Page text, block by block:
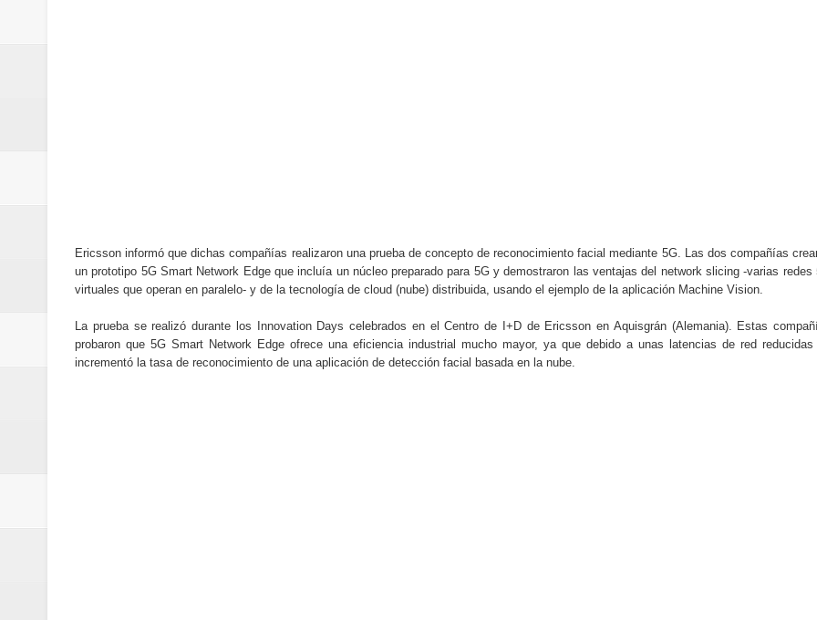
Ericsson informó que dichas compañías realizaron una prueba de concepto de reconocimiento facial mediante 5G. Las dos compañías
un prototipo 5G Smart Network Edge que incluía un núcleo preparado para 5G y demostraron las ventajas del network slicing -varias redes
virtuales que operan en paralelo- y de la tecnología de cloud (nube) distribuida, usando el ejemplo de la aplicación Machine Vision.
La prueba se realizó durante los Innovation Days celebrados en el Centro de I+D de Ericsson en Aquisgrán (Alemania). Estas
probaron que 5G Smart Network Edge ofrece una eficiencia industrial mucho mayor, ya que debido a unas latencias de red
incrementó la tasa de reconocimiento de una aplicación de detección facial basada en la nube.